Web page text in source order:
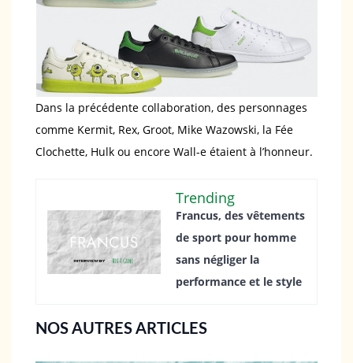
Dans la précédente collaboration, des personnages
comme Kermit, Rex, Groot, Mike Wazowski, la Fée
Clochette, Hulk ou encore Wall-e étaient à l’honneur.
Trending
Francus, des vêtements
de sport pour homme
sans négliger la
performance et le style
NOS AUTRES ARTICLES